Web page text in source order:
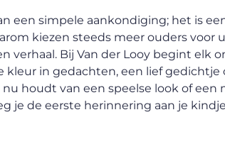
een simpele aankondiging; het is
kiezen steeds meer ouders voor
verhaal. Bij Van der Looy begint elk
kleur in gedachten, een lief gedichtje
houdt van een speelse look of
je de eerste herinnering aan je